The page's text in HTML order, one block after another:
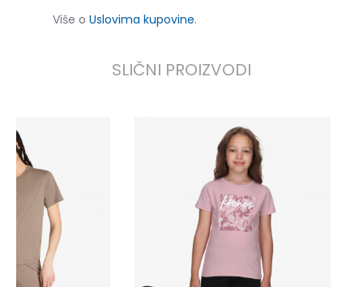
Više o Uslovima kupovine.
SLIČNI PROIZVODI